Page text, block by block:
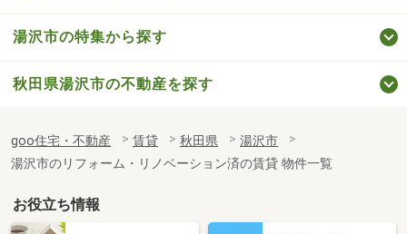
湯沢市の特集から探す
秋田県湯沢市の不動産を探す
goo住宅・不動産 賃貸 秋田県
湯沢市
湯沢市のリフォーム・リノベーション済の賃貸 物件一覧
お役立ち情報